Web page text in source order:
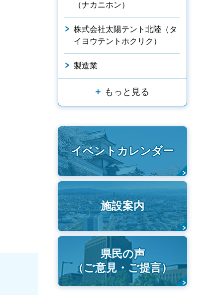
（ナカニホン）
株式会社太陽テント北陸（タ
イヨウテントホクリク）
製造業
もっと見る
イベントカレンダー
施設案内
県民の声
（ご意見・ご提言）